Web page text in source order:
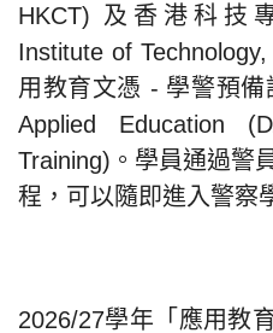
HKCT) 及香港科技
Institute of
用教育文憑 - 學警預
Applied Education
Training)。學員通過警
程，可以隨即進入警察
2026/27學年「應用教